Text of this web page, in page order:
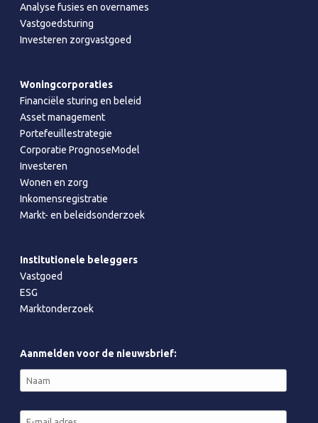
Analyse fusies en overnames
Vastgoedsturing
Investeren zorgvastgoed
Woningcorporaties
Financiële sturing en beleid
Asset management
Portefeuillestrategie
Corporatie PrognoseModel
Investeren
Wonen en zorg
Inkomensregistratie
Markt- en beleidsonderzoek
Institutionele beleggers
Vastgoed
ESG
Marktonderzoek
Aanmelden voor de nieuwsbrief: